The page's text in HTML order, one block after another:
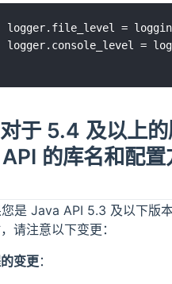
logger.file_level =
于 5.4 及以上的
的库名和配置
是 Java API 5.3 及以下版
请注意以下变更：
变更：